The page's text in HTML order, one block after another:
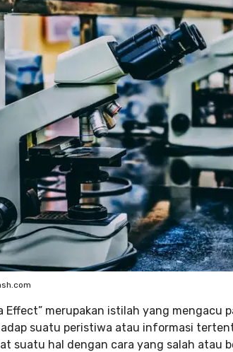
Effect” merupakan istilah yang mengacu
suatu peristiwa atau informasi
suatu hal dengan cara yang salah atau